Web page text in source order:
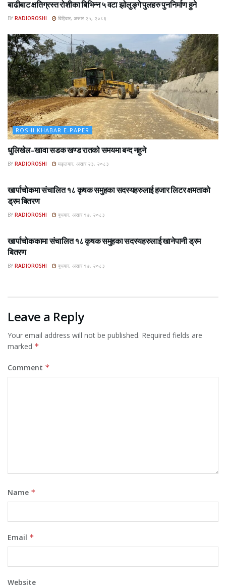
बाढीबाट क्षतिग्रस्त रोशीका बिभिन्न ५ वटा झोलुङ्गे पुलहरु पुननिर्माण हुने
BY RADIOROSHI बिहिबार, असार २५, २०८३
ROSHI KHABAR E-PAPER
धुलिखेल–खावा सडक खण्ड रातको समयमा बन्द नहुने
BY RADIOROSHI मङ्लबार, असार २३, २०८३
खार्पाचोकमा संचालित १८ कृषक समुहका सदस्यहरुलाई हजार लिटर क्षमताको
ड्रम बितरण
BY RADIOROSHI बुधबार, असार १७, २०८३
खार्पाचोककामा संचालित १८ कृषक समुहका सदस्यहरुलाई खानेपानी ड्रम
बितरण
BY RADIOROSHI बुधबार, असार १७, २०८३
Leave a Reply
Your email address will not be published. Required fields are
marked *
Comment *
Name *
Email *
Website